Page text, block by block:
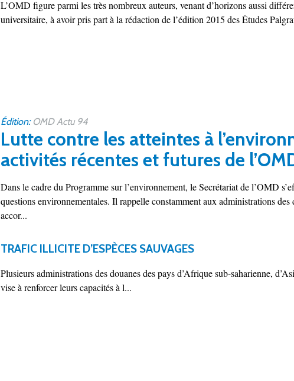
L’OMD figure parmi les très nombreux auteurs, venant d’horizons aussi
universitaire, à avoir pris part à la rédaction de l’édition 2015 des Études
Édition: OMD Actu 94
Lutte contre les atteintes à
activités récentes et futures de
Dans le cadre du Programme sur l’environnement, le Secrétariat de l’OMD
questions environnementales. Il rappelle constamment aux administrations
accor...
TRAFIC ILLICITE D’ESPÈCES SAUVAGES
Plusieurs administrations des douanes des pays d’Afrique sub-saharienne,
vise à renforcer leurs capacités à l...